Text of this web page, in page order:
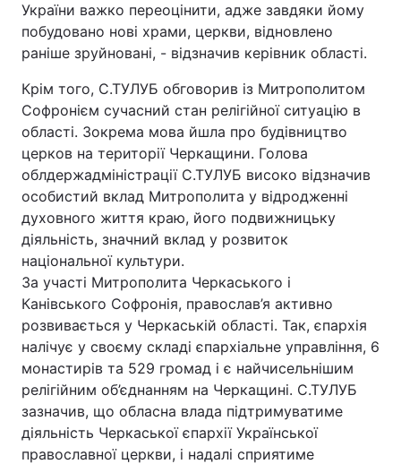
Цікавинки Погода
Екологія Регіони
Лонгріди
Відео з Youtube Статті
Інтерв'ю Думки
Архів Вакансії
Контакти
Послуги
України важко переоцінити, адже завдяки йому
побудовано нові храми, церкви, відновлено
раніше зруйновані, - відзначив керівник області.
Крім того, С.ТУЛУБ обговорив із Митрополитом
Софронієм сучасний стан релігійної ситуацію в
області. Зокрема мова йшла про будівництво
церков на території Черкащини. Голова
облдержадміністрації С.ТУЛУБ високо відзначив
особистий вклад Митрополита у відродженні
духовного життя краю, його подвижницьку
діяльність, значний вклад у розвиток
національної культури.
За участі Митрополита Черкаського і
Канівського Софронія, православ’я активно
розвивається у Черкаській області. Так, єпархія
налічує у своєму складі єпархіальне управління, 6
монастирів та 529 громад і є найчисельнішим
релігійним об’єднанням на Черкащині. С.ТУЛУБ
зазначив, що обласна влада підтримуватиме
діяльність Черкаської єпархії Української
православної церкви, і надалі сприятиме